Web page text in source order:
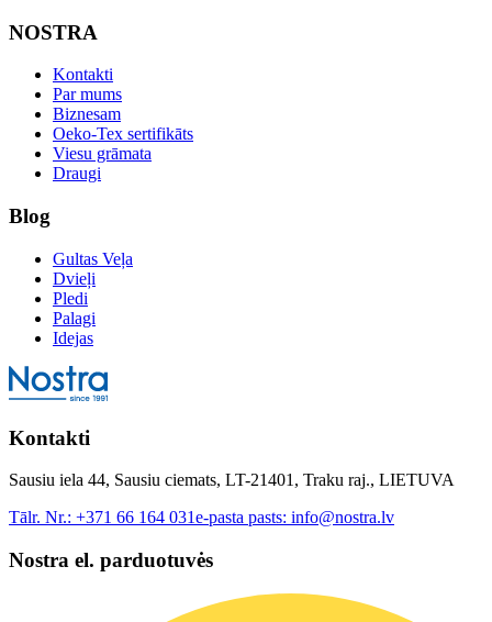
NOSTRA
Kontakti
Par mums
Biznesam
Oeko-Tex sertifikāts
Viesu grāmata
Draugi
Blog
Gultas Veļa
Dvieļi
Pledi
Palagi
Idejas
Kontakti
Sausiu iela 44, Sausiu ciemats, LT-21401, Traku raj., LIETUVA
Tālr. Nr.: +371 66 164 031e-pasta pasts: info@nostra.lv
Nostra el. parduotuvės